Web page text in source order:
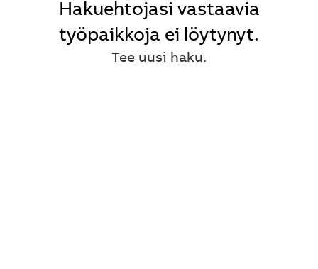
Hakuehtojasi vastaavia
työpaikkoja ei löytynyt.
Tee uusi haku.